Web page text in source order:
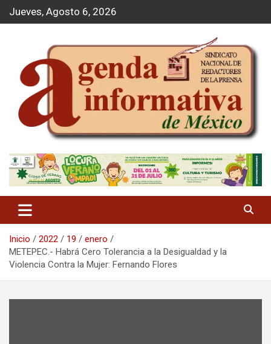
d
Jueves, Agosto 6, 2026
Agenda Informativa
Inicio 2022 19
enero
METEPEC.- Habrá Cero Tolerancia a la Desigualdad y la
Violencia Contra la Mujer: Fernando Flores